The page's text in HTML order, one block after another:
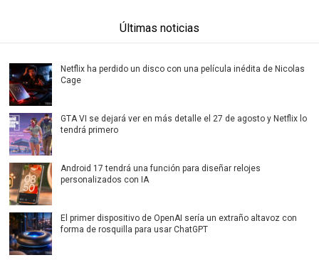
Últimas noticias
Netflix ha perdido un disco con una película inédita de Nicolas
Cage
GTA VI se dejará ver en más detalle el 27 de agosto y Netflix lo
tendrá primero
Android 17 tendrá una función para diseñar relojes
personalizados con IA
El primer dispositivo de OpenAI sería un extraño altavoz con
forma de rosquilla para usar ChatGPT